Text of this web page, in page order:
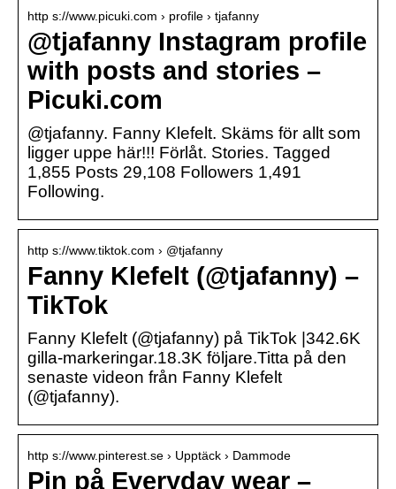
http s://www.picuki.com › profile › tjafanny
@tjafanny Instagram profile
with posts and stories –
Picuki.com
@tjafanny. Fanny Klefelt. Skäms för allt som
ligger uppe här!!! Förlåt. Stories. Tagged
1,855 Posts 29,108 Followers 1,491
Following.
http s://www.tiktok.com › @tjafanny
Fanny Klefelt (@tjafanny) –
TikTok
Fanny Klefelt (@tjafanny) på TikTok |342.6K
gilla-markeringar.18.3K följare.Titta på den
senaste videon från Fanny Klefelt
(@tjafanny).
http s://www.pinterest.se › Upptäck › Dammode
Pin på Everyday wear –